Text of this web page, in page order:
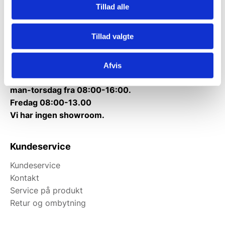
Tillad alle
Tillad valgte
Afvis
Tlf.71 99 30 98
Fredag: Telefonlukket.
Afhentning muligt
man-torsdag fra 08:00-16:00.
Fredag 08:00-13.00
Vi har ingen showroom.
Kundeservice
Kundeservice
Kontakt
Service på produkt
Retur og ombytning